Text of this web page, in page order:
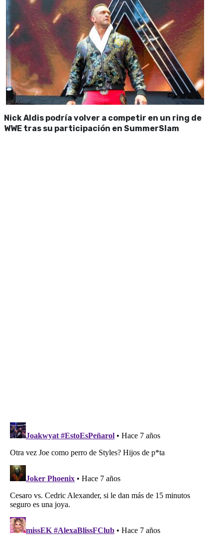
Nick Aldis podría volver a competir en un ring de
WWE tras su participación en SummerSlam